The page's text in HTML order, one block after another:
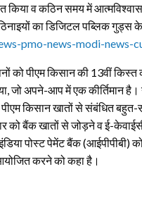
व कठिन समय में आत्मविश्वास
का डिजिटल पब्लिक गुड्स के
pmo-news-modi-news-
को पीएम किसान की 13वीं
जो अपने-आप में एक कीर्तिमान
किसान खातों से संबंधित बहुत-
बैंक खातों से जोड़ने व ई-
पोस्ट पेमेंट बैंक (आईपीपीबी)
करने को कहा है।